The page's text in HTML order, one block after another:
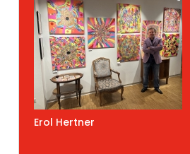
Erol Hertner